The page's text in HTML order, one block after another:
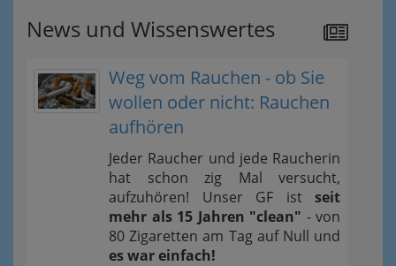
News und Wissenswertes
Weg vom Rauchen - ob Sie
wollen oder nicht: Rauchen
aufhören
Jeder Raucher und jede Raucherin
hat schon zig Mal versucht,
aufzuhören! Unser GF ist seit
mehr als 15 Jahren "clean" - von
80 Zigaretten am Tag auf Null und
es war einfach!